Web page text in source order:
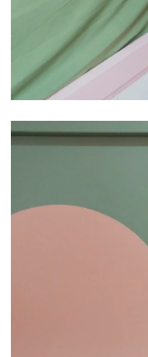
Bedroom Set